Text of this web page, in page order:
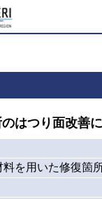
はつり面改善
料を用いた修復箇